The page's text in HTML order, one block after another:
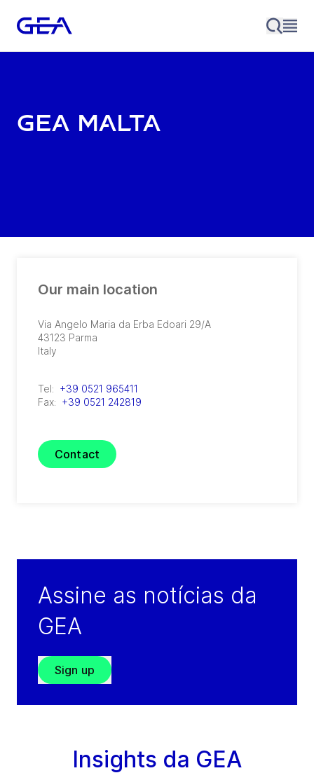
GEA Malta
Our main location
Via Angelo Maria da Erba Edoari 29/A
43123 Parma
Italy
Tel: +39 0521 965411
Fax: +39 0521 242819
Contact
Assine as notícias da
GEA
Sign up
Insights da GEA